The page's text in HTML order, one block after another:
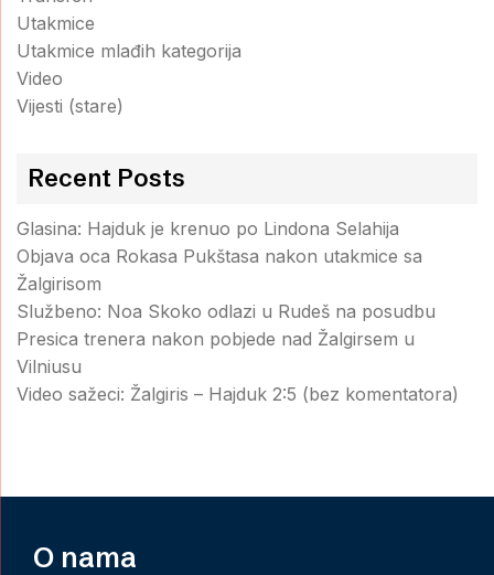
Utakmice
Utakmice mlađih kategorija
Video
Vijesti (stare)
Recent Posts
Glasina: Hajduk je krenuo po Lindona Selahija
Objava oca Rokasa Pukštasa nakon utakmice sa
Žalgirisom
Službeno: Noa Skoko odlazi u Rudeš na posudbu
Presica trenera nakon pobjede nad Žalgirsem u
Vilniusu
Video sažeci: Žalgiris – Hajduk 2:5 (bez komentatora)
O nama